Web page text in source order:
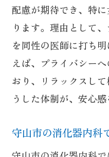
配慮が期待でき、特
ります。理由として
を同性の医師に打ち
えば、プライバシー
おり、リラックスし
うした体制が、安心
守山市の消化器内科